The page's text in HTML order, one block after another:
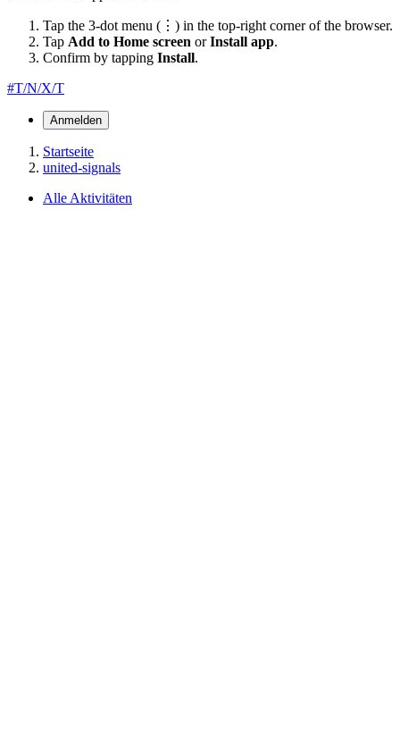
Tap the 3-dot menu (⋮) in the top-right corner of the browser.
Tap Add to Home screen orInstall app.
Confirm by tapping Install.
#T/N/X/T
Anmelden
Startseite
united-signals
Alle Aktivitäten